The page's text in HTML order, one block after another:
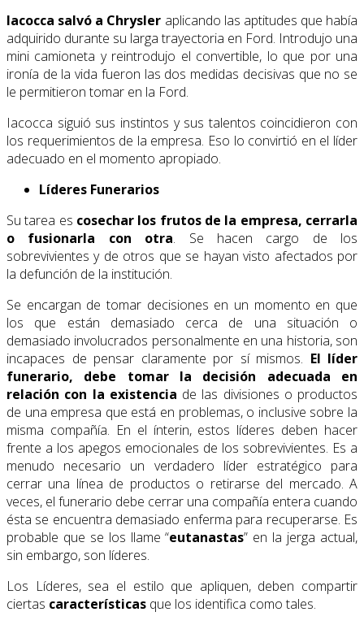
Iacocca salvó a Chrysler aplicando las aptitudes que había
adquirido durante su larga trayectoria en Ford. Introdujo una
mini camioneta y reintrodujo el convertible, lo que por una
ironía de la vida fueron las dos medidas decisivas que no se
le permitieron tomar en la Ford.
Iacocca siguió sus instintos y sus talentos coincidieron con
los requerimientos de la empresa. Eso lo convirtió en el líder
adecuado en el momento apropiado.
Líderes Funerarios
Su tarea es cosechar los frutos de la empresa, cerrarla
o fusionarla con otra. Se hacen cargo de los
sobrevivientes y de otros que se hayan visto afectados por
la defunción de la institución.
Se encargan de tomar decisiones en un momento en que
los que están demasiado cerca de una situación o
demasiado involucrados personalmente en una historia, son
incapaces de pensar claramente por sí mismos. El líder
funerario, debe tomar la decisión adecuada en
relación con la existencia de las divisiones o productos
de una empresa que está en problemas, o inclusive sobre la
misma compañía. En el ínterin, estos líderes deben hacer
frente a los apegos emocionales de los sobrevivientes. Es a
menudo necesario un verdadero líder estratégico para
cerrar una línea de productos o retirarse del mercado. A
veces, el funerario debe cerrar una compañía entera cuando
ésta se encuentra demasiado enferma para recuperarse. Es
probable que se los llame “eutanastas” en la jerga actual,
sin embargo, son líderes.
Los Líderes, sea el estilo que apliquen, deben compartir
ciertas características que los identifica como tales.